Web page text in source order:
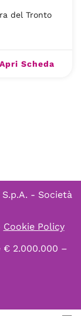
del Tronto
Apri Scheda
S.p.A. - Società
Cookie Policy
€ 2.000.000 –